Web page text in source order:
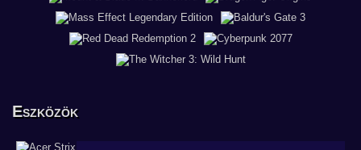
Eszközök